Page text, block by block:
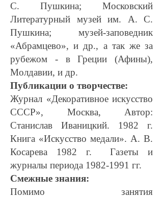
С. Пушкина; Московский
Литературный музей им. А. С.
Пушкина; музей-заповедник
«Абрамцево», и др., а так же за
рубежом - в Греции (Афины),
Молдавии, и др.
Публикации о творчестве:
Журнал «Декоративное искусство
СССР», Moсква, Aвтoр:
Станислав Иваницкий. 1982 г.
Книга «Искусство медали». А. В.
Косарева 1982 г. Газеты и
журналы периода 1982-1991 гг.
Смежные знания:
Помимо занятия